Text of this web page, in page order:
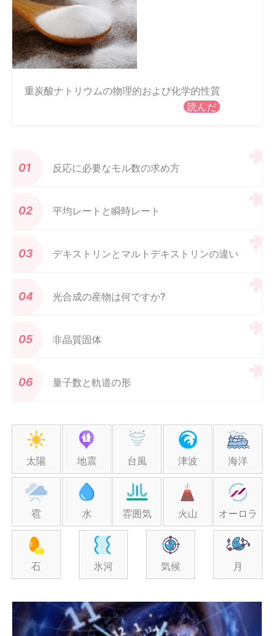
重炭酸ナトリウムの物理的および化学的性質
読んだ
反応に必要なモル数の求め方
平均レートと瞬時レート
デキストリンとマルトデキストリンの違い
光合成の産物は何ですか?
非晶質固体
量子数と軌道の形
太陽 地震 台風 津波 海洋
雹 水 雰囲気 火山 オーロラ
石 氷河 気候 月